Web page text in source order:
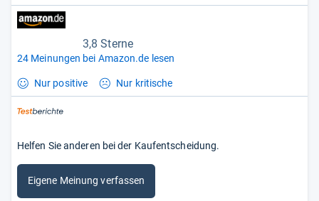
3,8 Sterne
24 Meinungen bei Amazon.de lesen
Nur positive Nur kritische
Helfen Sie anderen bei der Kaufentscheidung.
Eigene Meinung verfassen